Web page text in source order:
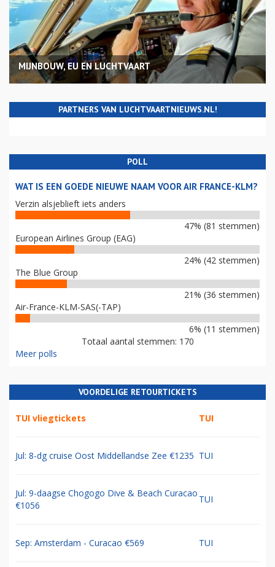
MIJNBOUW, EU EN LUCHTVAART
PARTNERS VAN LUCHTVAARTNIEUWS.NL!
POLL
WAT IS EEN GOEDE NIEUWE NAAM VOOR AIR FRANCE-KLM?
Verzin alsjeblieft iets anders
47% (81 stemmen)
European Airlines Group (EAG)
24% (42 stemmen)
The Blue Group
21% (36 stemmen)
Air-France-KLM-SAS(-TAP)
6% (11 stemmen)
Totaal aantal stemmen: 170
Meer polls
VOORDELIGE RETOURTICKETS
TUI vliegtickets TUI
Jul: 8-dg cruise Oost Middellandse Zee €1235 TUI
Jul: 9-daagse Chogogo Dive & Beach Curacao
€1056
TUI
Sep: Amsterdam - Curacao €569 TUI